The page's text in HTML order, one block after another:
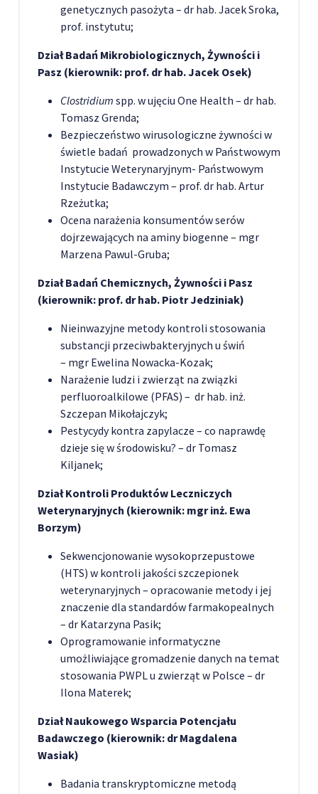
genetycznych pasożyta – dr hab. Jacek Sroka,
prof. instytutu;
Dział Badań Mikrobiologicznych, Żywności i
Pasz (kierownik: prof. dr hab. Jacek Osek)
Clostridium spp. w ujęciu One Health – dr hab.
Tomasz Grenda;
Bezpieczeństwo wirusologiczne żywności w
świetle badań prowadzonych w Państwowym
Instytucie Weterynaryjnym- Państwowym
Instytucie Badawczym – prof. dr hab. Artur
Rzeżutka;
Ocena narażenia konsumentów serów
dojrzewających na aminy biogenne – mgr
Marzena Pawul-Gruba;
Dział Badań Chemicznych, Żywności i Pasz
(kierownik: prof. dr hab. Piotr Jedziniak)
Nieinwazyjne metody kontroli stosowania
substancji przeciwbakteryjnych u świń
– mgr Ewelina Nowacka-Kozak;
Narażenie ludzi i zwierząt na związki
perfluoroalkilowe (PFAS) – dr hab. inż.
Szczepan Mikołajczyk;
Pestycydy kontra zapylacze – co naprawdę
dzieje się w środowisku? – dr Tomasz
Kiljanek;
Dział Kontroli Produktów Leczniczych
Weterynaryjnych (kierownik: mgr inż. Ewa
Borzym)
Sekwencjonowanie wysokoprzepustowe
(HTS) w kontroli jakości szczepionek
weterynaryjnych – opracowanie metody i jej
znaczenie dla standardów farmakopealnych
– dr Katarzyna Pasik;
Oprogramowanie informatyczne
umożliwiające gromadzenie danych na temat
stosowania PWPL u zwierząt w Polsce – dr
Ilona Materek;
Dział Naukowego Wsparcia Potencjału
Badawczego (kierownik: dr Magdalena
Wasiak)
Badania transkryptomiczne metodą